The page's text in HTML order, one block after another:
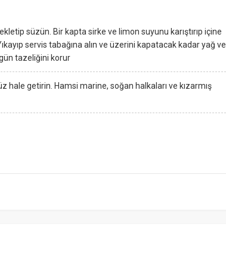
süzün. Bir kapta sirke ve limon suyunu karıştırıp içine
servis tabağına alın ve üzerini kapatacak kadar yağ ve
gün tazeliğini korur
hale getirin. Hamsi marine, soğan halkaları ve kızarmış